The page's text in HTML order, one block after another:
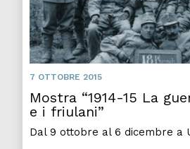
7 OTTOBRE 2015
Mostra “1914-15 La
e i friulani”
Dal 9 ottobre al 6 dicembre a